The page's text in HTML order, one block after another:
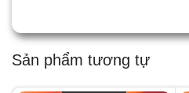
Sản phẩm tương tự